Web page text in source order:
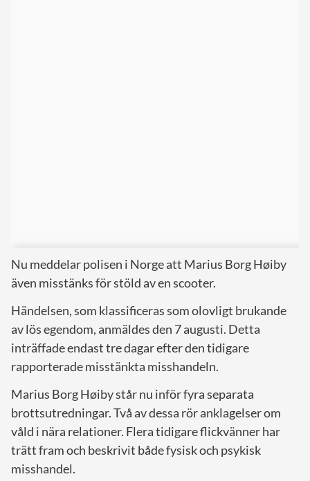
Nu meddelar polisen i Norge att Marius Borg Høiby
även misstänks för stöld av en scooter.
Händelsen, som klassificeras som olovligt brukande
av lös egendom, anmäldes den 7 augusti. Detta
inträffade endast tre dagar efter den tidigare
rapporterade misstänkta misshandeln.
Marius Borg Høiby står nu inför fyra separata
brottsutredningar. Två av dessa rör anklagelser om
våld i nära relationer. Flera tidigare flickvänner har
trätt fram och beskrivit både fysisk och psykisk
misshandel.